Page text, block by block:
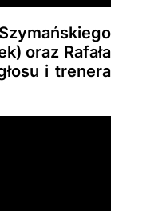
oraz Rafała
i trenera